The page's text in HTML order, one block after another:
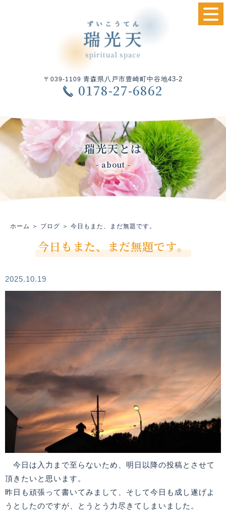
〒039-1109 青森県八戸市豊崎町中谷地43-2
0178-27-6862
瑞光天とは
- about -
ホーム ＞ ブログ ＞ 今日もまた、まだ無題です。
今日もまた、まだ無題です。
2025.10.19
今日は入力まで至らないため、明日以降の投稿とさせて
頂きたいと思います。
昨日も頑張って書いてみまして、そして今日も成し遂げよ
うとしたのですが、とうとう力尽きてしまいました。